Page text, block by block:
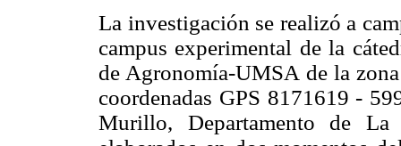
La investigación se realizó a
campus experimental de la
de Agronomía-UMSA de la
coordenadas GPS 8171619 -
Murillo, Departamento de La